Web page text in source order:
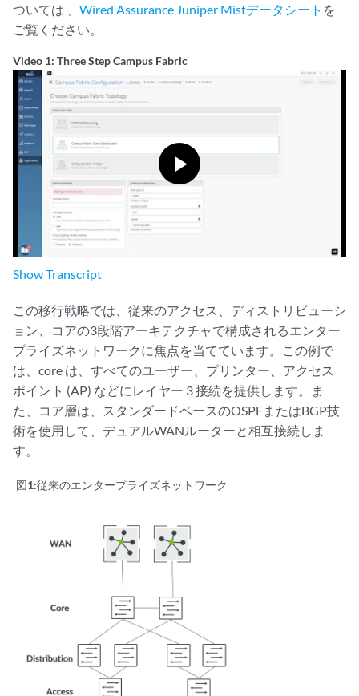
ついては
、Wired Assurance Juniper Mistデータシート を
ご覧ください。
Video 1: Three Step Campus Fabric
ShowTranscript
この移行戦略では、従来のアクセス、ディストリビューシ
ョン、コアの3段階アーキテクチャで構成されるエンター
プライズネットワークに焦点を当てています。この例で
は、core は、すべてのユーザー、プリンター、アクセス
ポイント (AP) などにレイヤー 3 接続を提供します。ま
た、コア層は、スタンダードベースのOSPFまたはBGP技
術を使用して、デュアルWANルーターと相互接続しま
す。
図1:従来のエンタープライズネットワーク